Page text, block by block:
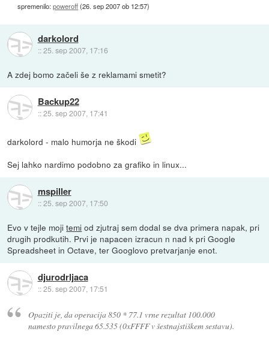
spremenilo:poweroff(26. sep 2007 ob 12:57)
darkolord
::25. sep 2007, 17:16
A zdej bomo začeli še z reklamami smetit?
Backup22
::25. sep 2007, 17:41
darkolord - malo humorja ne škodi
Sej lahko nardimo podobno za grafiko in linux...
mspiller
::25. sep 2007, 17:50
Evo v tejle mojitemi od zjutraj sem dodal se dva primera napak, pri
drugih prodkutih. Prvi je napacen izracun n nad k pri Google
Spreadsheet in Octave, ter Googlovo pretvarjanje enot.
djurodrljaca
::25. sep 2007, 17:51
Opaziti je, da operacija 850 * 77.1 vrne rezultat 100.000
namesto pravilnega 65.535 (0xFFFF v šestnajstiškem sestavu).